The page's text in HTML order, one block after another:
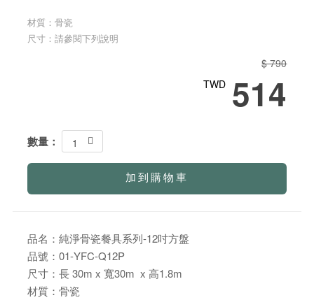
材質：骨瓷
尺寸：請參閱下列說明
$ 790
TWD 514
數量： 1
加到購物車
品名：純淨骨瓷餐具系列-12吋方盤
品號：01-YFC-Q12P
尺寸：長 30m x 寬30m x 高1.8m
材質：骨瓷